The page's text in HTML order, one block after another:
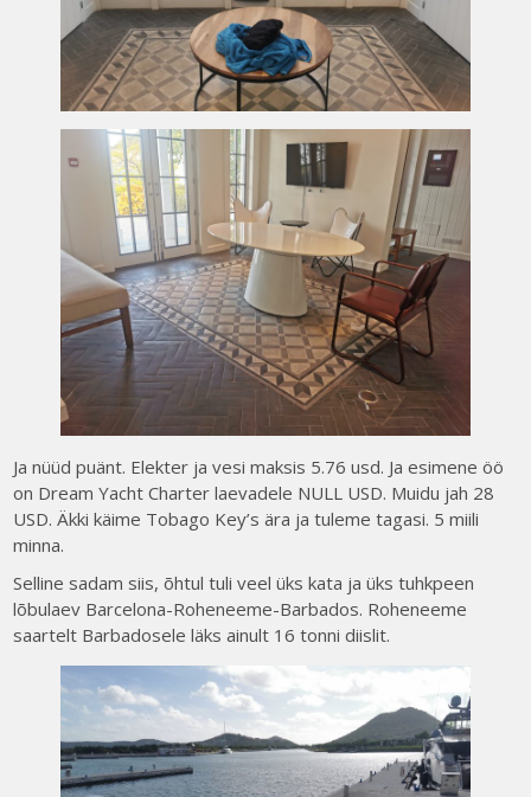
Ja nüüd puänt. Elekter ja vesi maksis 5.76 usd. Ja esimene öö
on Dream Yacht Charter laevadele NULL USD. Muidu jah 28
USD. Äkki käime Tobago Key’s ära ja tuleme tagasi. 5 miili
minna.
Selline sadam siis, õhtul tuli veel üks kata ja üks tuhkpeen
lõbulaev Barcelona-Roheneeme-Barbados. Roheneeme
saartelt Barbadosele läks ainult 16 tonni diislit.